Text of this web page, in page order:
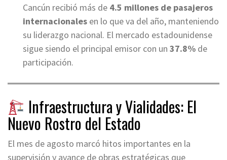
Cancún recibió más de 4.5 millones de pasajeros
internacionales en lo que va del año, manteniendo
su liderazgo nacional. El mercado estadounidense
sigue siendo el principal emisor con un 37.8% de
participación.
Infraestructura y Vialidades: El
Nuevo Rostro del Estado
El mes de agosto marcó hitos importantes en la
supervisión y avance de obras estratégicas que